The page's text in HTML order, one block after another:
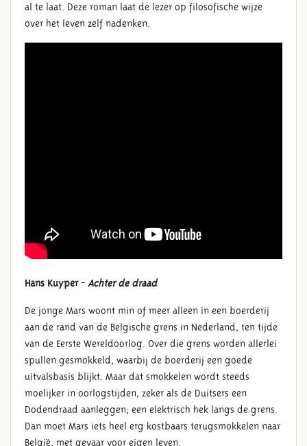
al te laat. Deze roman laat de lezer op filosofische wijze
over het leven zelf nadenken.
Hans Kuyper - Achter de draad
De jonge Mars woont min of meer alleen in een boerderij
aan de rand van de Belgische grens in Nederland, ten tijde
van de Eerste Wereldoorlog. Over die grens worden allerlei
spullen gesmokkeld, waarbij de boerderij een goede
uitvalsbasis blijkt. Maar dat smokkelen wordt steeds
moelijker in oorlogstijden, zeker als de Duitsers een
Dodendraad aanleggen; een elektrisch hek langs de grens.
Dan moet Mars iets heel erg kostbaars terugsmokkelen naar
België, met gevaar voor eigen leven.